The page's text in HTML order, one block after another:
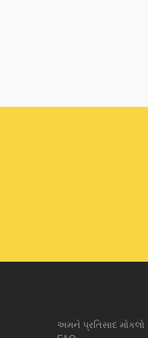
અમને પ્રતિસાદ મોકલો